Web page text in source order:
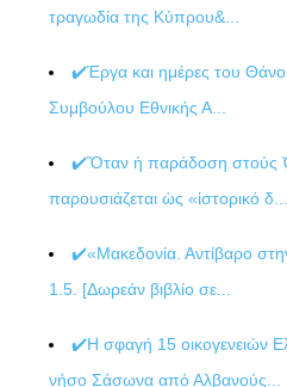
τραγωδία της Κύπρου&...
✔️Έργα και ημέρες του
Συμβούλου Εθνικής Α...
✔️Ὅταν ἡ παράδοση στούς
παρουσιάζεται ὡς «ἱστορικό δ...
✔️«Μακεδονία. Αντίβαρο
1.5. [Δωρεάν βιβλίο σε...
✔️Η σφαγή 15 οικογενειών
νήσο Σάσωνα από Αλβανούς...